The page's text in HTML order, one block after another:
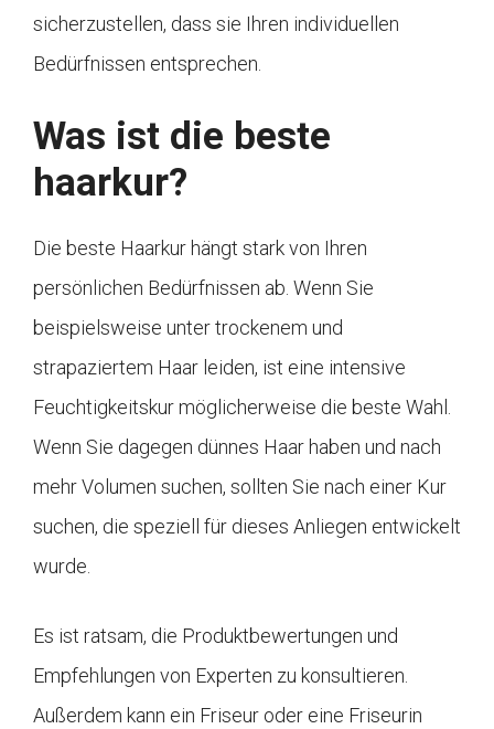
sicherzustellen, dass sie Ihren individuellen
Bedürfnissen entsprechen.
Was ist die beste
haarkur?
Die beste Haarkur hängt stark von Ihren
persönlichen Bedürfnissen ab. Wenn Sie
beispielsweise unter trockenem und
strapaziertem Haar leiden, ist eine intensive
Feuchtigkeitskur möglicherweise die beste Wahl.
Wenn Sie dagegen dünnes Haar haben und nach
mehr Volumen suchen, sollten Sie nach einer Kur
suchen, die speziell für dieses Anliegen entwickelt
wurde.
Es ist ratsam, die Produktbewertungen und
Empfehlungen von Experten zu konsultieren.
Außerdem kann ein Friseur oder eine Friseurin